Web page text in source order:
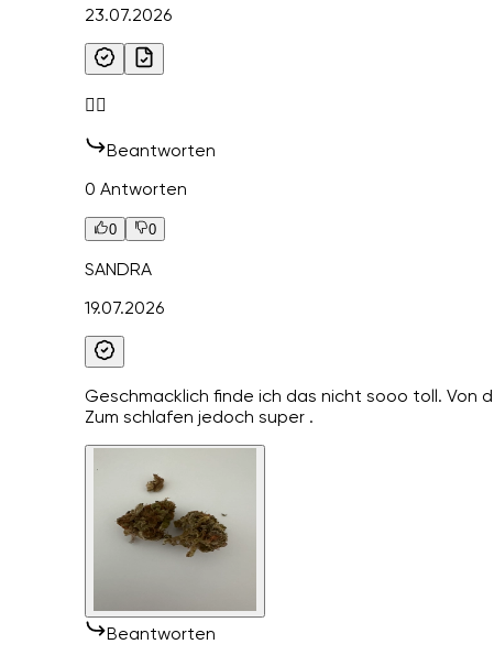
23.07.2026
👌🏻
Beantworten
0 Antworten
0 0
SANDRA
19.07.2026
Geschmacklich finde ich das nicht sooo toll. Von
Zum schlafen jedoch super .
Beantworten